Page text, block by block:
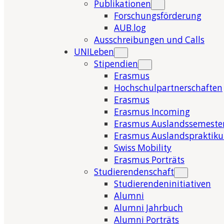
Publikationen
Forschungsförderung
AUB.log
Ausschreibungen und Calls
UNILeben
Stipendien
Erasmus
Hochschulpartnerschaften
Erasmus
Erasmus Incoming
Erasmus
Erasmus
Swiss Mobility
Erasmus Porträts
Studierendenschaft
Studierendeninitiativen
Alumni
Alumni Jahrbuch
Alumni Porträts